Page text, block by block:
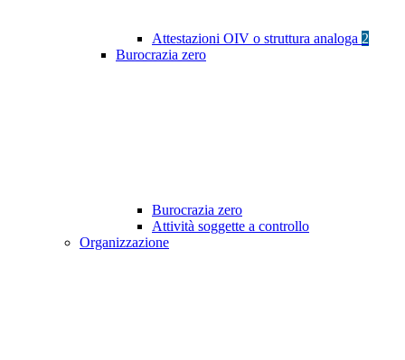
Attestazioni OIV o struttura analoga 2
Burocrazia zero
Burocrazia zero
Attività soggette a controllo
Organizzazione